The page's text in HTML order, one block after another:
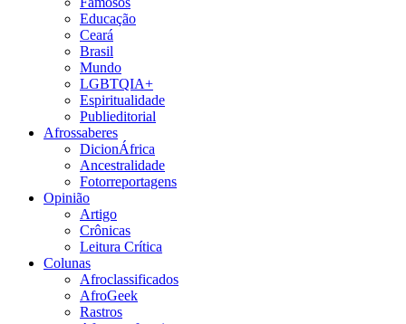
Educação
Ceará
Brasil
Mundo
LGBTQIA+
Espiritualidade
Publieditorial
Afrossaberes
DicionÁfrica
Ancestralidade
Fotorreportagens
Opinião
Artigo
Crônicas
Leitura Crítica
Colunas
Afroclassificados
AfroGeek
Rastros